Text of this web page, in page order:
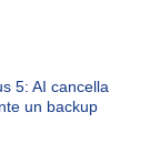
5: AI cancella
un backup